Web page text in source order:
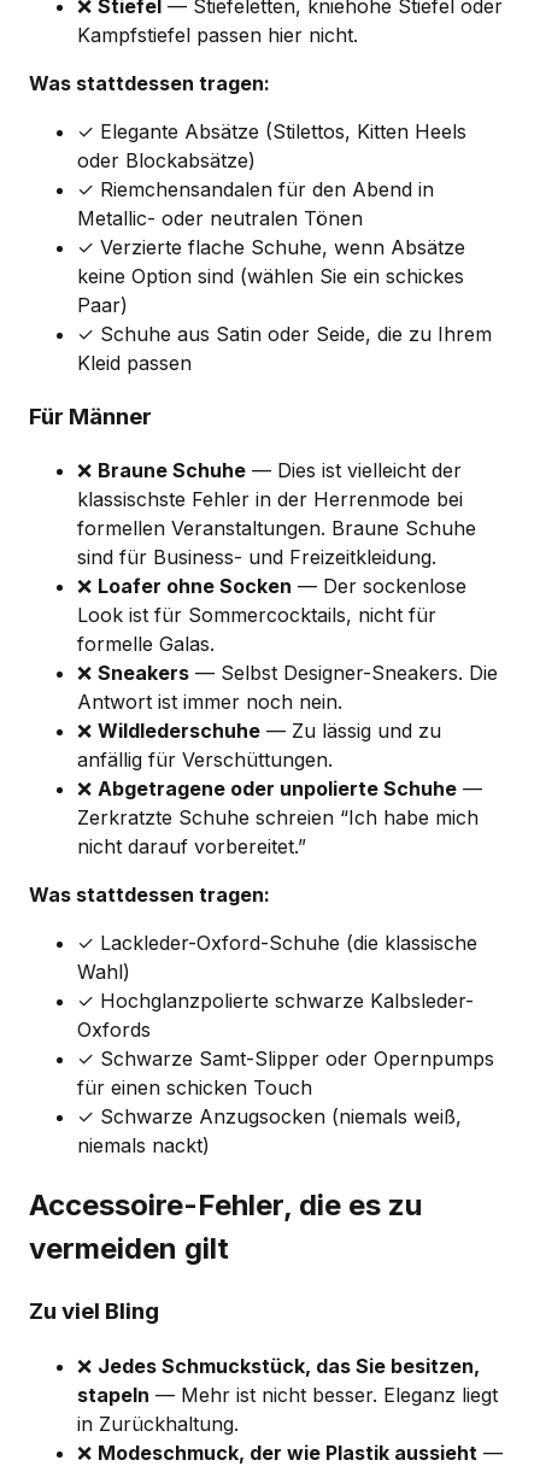
❌ Stiefel — Stiefeletten, kniehohe Stiefel oder
Kampfstiefel passen hier nicht.
Was stattdessen tragen:
✓ Elegante Absätze (Stilettos, Kitten Heels
oder Blockabsätze)
✓ Riemchensandalen für den Abend in
Metallic- oder neutralen Tönen
✓ Verzierte flache Schuhe, wenn Absätze
keine Option sind (wählen Sie ein schickes
Paar)
✓ Schuhe aus Satin oder Seide, die zu Ihrem
Kleid passen
Für Männer
❌ Braune Schuhe — Dies ist vielleicht der
klassischste Fehler in der Herrenmode bei
formellen Veranstaltungen. Braune Schuhe
sind für Business- und Freizeitkleidung.
❌ Loafer ohne Socken — Der sockenlose
Look ist für Sommercocktails, nicht für
formelle Galas.
❌ Sneakers — Selbst Designer-Sneakers. Die
Antwort ist immer noch nein.
❌ Wildlederschuhe — Zu lässig und zu
anfällig für Verschüttungen.
❌ Abgetragene oder unpolierte Schuhe —
Zerkratzte Schuhe schreien “Ich habe mich
nicht darauf vorbereitet.”
Was stattdessen tragen:
✓ Lackleder-Oxford-Schuhe (die klassische
Wahl)
✓ Hochglanzpolierte schwarze Kalbsleder-
Oxfords
✓ Schwarze Samt-Slipper oder Opernpumps
für einen schicken Touch
✓ Schwarze Anzugsocken (niemals weiß,
niemals nackt)
Accessoire-Fehler, die es zu
vermeiden gilt
Zu viel Bling
❌ Jedes Schmuckstück, das Sie besitzen,
stapeln — Mehr ist nicht besser. Eleganz liegt
in Zurückhaltung.
❌ Modeschmuck, der wie Plastik aussieht —